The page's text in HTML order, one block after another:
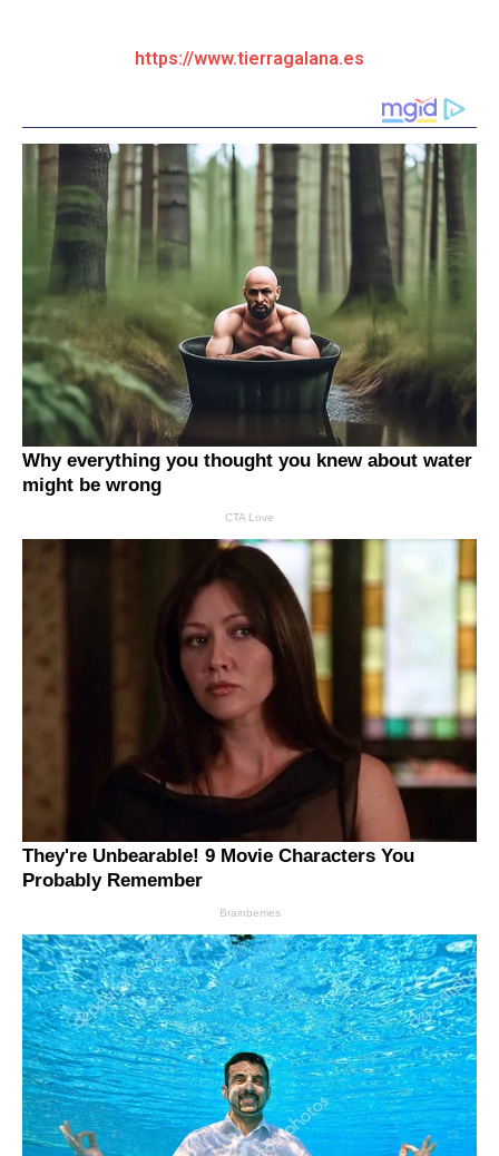
https://www.tierragalana.es